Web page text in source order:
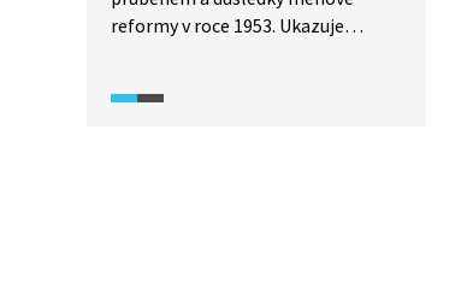
reformy v roce 1953. Ukazuje
v Plzni. Šlo o první významné